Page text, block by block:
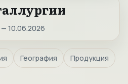
10.06.2026
География Продукция